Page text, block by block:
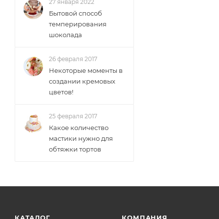
27 января 2022
Бытовой способ
темперирования
шоколада
26 февраля 2017
Некоторые моменты в
создании кремовых
цветов!
25 февраля 2017
Какое количество
мастики нужно для
обтяжки тортов